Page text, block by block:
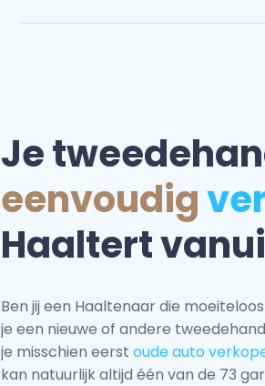
Je
eenvoudig
Haaltert
Ben jij een Haaltenaar die
je een nieuwe of andere
je misschien eerst oude auto
kan natuurlijk altijd één van de 73